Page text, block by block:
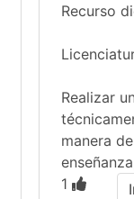
Recurso
Realizar
manera
1